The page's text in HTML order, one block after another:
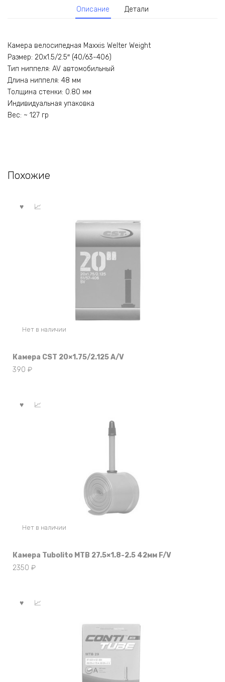
Описание Детали
Камера велосипедная Maxxis Welter Weight
Размер: 20х1.5/2.5″ (40/63-406)
Тип ниппеля: AV автомобильный
Длина ниппеля: 48 мм
Толщина стенки: 0.80 мм
Индивидуальная упаковка
Вес: ~ 127 гр
Похожие
Нет в наличии
Камера CST 20×1.75/2.125 A/V
390 ₽
Нет в наличии
Камера Tubolito MTB 27.5×1.8-2.5 42мм F/V
2350 ₽